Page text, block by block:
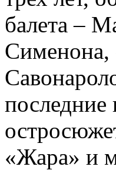
балета –
Сименона,
последние
«Жара» и